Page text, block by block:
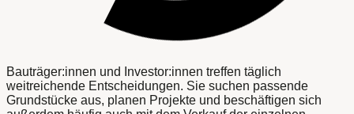
Bauträger:innen und Investor:innen treffen täglich
weitreichende Entscheidungen. Sie suchen passende
Grundstücke aus, planen Projekte und beschäftigen sich